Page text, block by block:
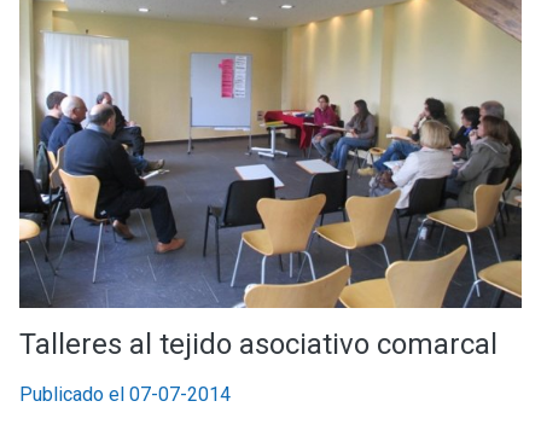
Talleres al tejido asociativo comarcal
Publicado el 07-07-2014